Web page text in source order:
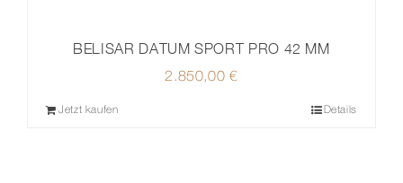
BELISAR DATUM SPORT PRO 42 MM
2.850,00€
Jetzt kaufen Details